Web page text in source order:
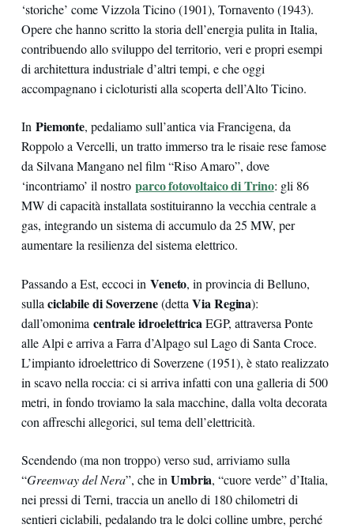
‘storiche’ come Vizzola Ticino (1901), Tornavento (1943).
Opere che hanno scritto la storia dell’energia pulita in Italia,
contribuendo allo sviluppo del territorio, veri e propri esempi
di architettura industriale d’altri tempi, e che oggi
accompagnano i cicloturisti alla scoperta dell’Alto Ticino.
In Piemonte, pedaliamo sull’antica via Francigena, da
Roppolo a Vercelli, un tratto immerso tra le risaie rese famose
da Silvana Mangano nel film “Riso Amaro”, dove
‘incontriamo’ il nostro parco fotovoltaico di Trino: gli 86
MW di capacità installata sostituiranno la vecchia centrale a
gas, integrando un sistema di accumulo da 25 MW, per
aumentare la resilienza del sistema elettrico.
Passando a Est, eccoci in Veneto, in provincia di Belluno,
sulla ciclabile di Soverzene(dettaVia Regina):
dall’omonima centrale idroelettrica EGP, attraversa Ponte
alle Alpi e arriva a Farra d’Alpago sul Lago di Santa Croce.
L’impianto idroelettrico di Soverzene (1951), è stato realizzato
in scavo nella roccia: ci si arriva infatti con una galleria di 500
metri, in fondo troviamo la sala macchine, dalla volta decorata
con affreschi allegorici, sul tema dell’elettricità.
Scendendo (ma non troppo) verso sud, arriviamo sulla
“Greenway del Nera”, che in Umbria, “cuore verde” d’Italia,
nei pressi di Terni, traccia un anello di 180 chilometri di
sentieri ciclabili, pedalando tra le dolci colline umbre, perché